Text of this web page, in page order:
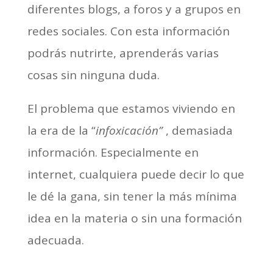
diferentes blogs, a foros y a grupos en
redes sociales. Con esta información
podrás nutrirte, aprenderás varias
cosas sin ninguna duda.
El problema que estamos viviendo en
la era de la “infoxicación”, demasiada
información. Especialmente en
internet, cualquiera puede decir lo que
le dé la gana, sin tener la más mínima
idea en la materia o sin una formación
adecuada.